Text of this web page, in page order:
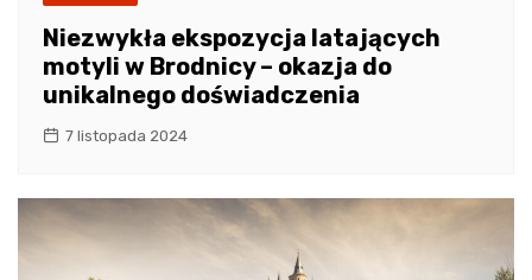
Niezwykła ekspozycja latających
motyli w Brodnicy – okazja do
unikalnego doświadczenia
7 listopada 2024